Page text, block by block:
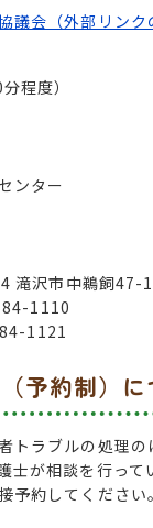
議会（外部リン
程度）
ンター
滝沢市中鵜飼47-1
1110
1121
予約制）に
トラブルの処理
士が相談を行って
予約してください。